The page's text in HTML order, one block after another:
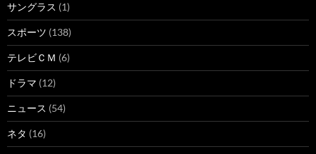
サングラス (1)
スポーツ (138)
テレビＣＭ (6)
ドラマ (12)
ニュース (54)
ネタ (16)